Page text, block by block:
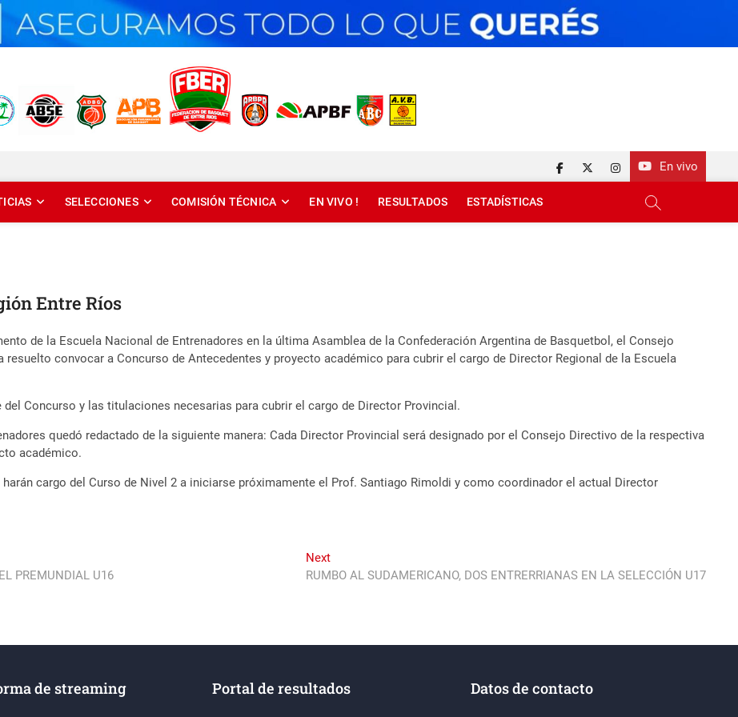
DE ENTRE RÍOS En vivo
facebook
twitterinstagram
SELECCIONES COMISIÓN TÉCNICA EN VIVO ! RESULTADOS ESTADÍSTICAS
Entre Ríos
de la Escuela Nacional de Entrenadores en la última Asamblea de la ConfederaciónArgentina de Basquetbol, el Consejo
convocar a Concurso de Antecedentes y proyecto académico para cubrir el cargo de Director Regional de la Escuela
Concurso y las titulaciones necesarias para cubrir el cargo de Director Provincial.
quedó redactado de la siguiente manera: Cada Director Provincial será designado por el Consejo Directivo de la respectiva
académico.
cargo del Curso de Nivel 2 a iniciarse próximamente el Prof. Santiago Rimoldi y como coordinador el actual Director
PREMUNDIAL U16
NextNext
post:
RUMBO AL SUDAMERICANO, DOS ENTRERRIANAS EN LA SELECCIÓN U17
de streaming Portal de resultados Datos de contacto